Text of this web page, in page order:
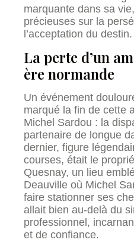
marquante dans sa
précieuses sur la
l’acceptation du destin.
La perte d’un
ère normande
Un événement
marqué la fin de cette
Michel Sardou : la
partenaire de longue
dernier, figure
courses, était le
Quesnay, un lieu
Deauville où Michel
faire stationner ses
allait bien au-delà du
professionnel,
et de confiance.